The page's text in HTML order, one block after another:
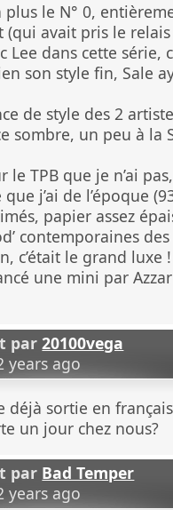
plus le N° 0,
(qui avait pris le
Lee dans cette série,
son style fin, Sale
de style des 2
sombre, un peu à la
le TPB que je n’ai
j’ai de l’époque
papier assez
contemporaines
c’était le grand luxe
une mini par
par20100vega
years ago
déjà sortie en
un jour chez nous?
par Bad Temper
years ago